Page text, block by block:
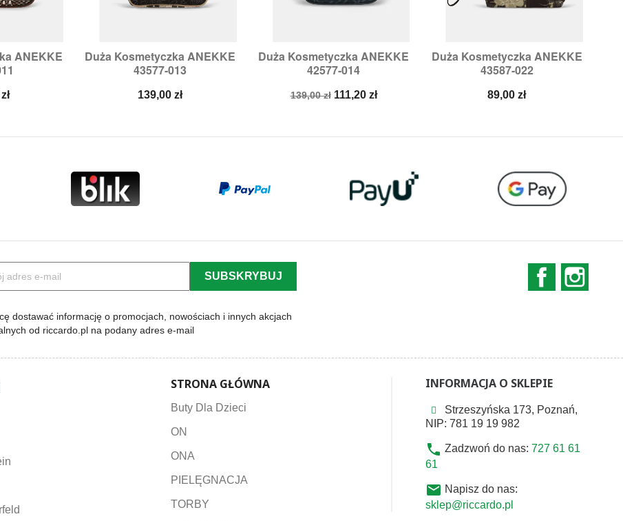
ANEKKE
Duża Kosmetyczka ANEKKE
43577-013
Cena
139,00 zł
Szybki podgląd
Duża Kosmetyczka ANEKKE
42577-014
Cena
139,00 zł Cena
111,20 zł
Szybki podgląd
Duża Kosmetyczka ANEKKE
43587-022
Cena
89,00 zł
Szybki podgląd
dostawać informację o promocjach, nowościach i innych akcjach
od riccardo.pl na podany adres e-mail
Facebook
STRONA GŁÓWNA
Buty Dla Dzieci
ON
ONA
PIELĘGNACJA
TORBY
INFORMACJA O SKLEPIE
Strzeszyńska 173, Poznań,
NIP: 781 19 19 982
phone Zadzwoń do nas: 727 61 61
61
email Napisz do nas:
sklep@riccardo.pl